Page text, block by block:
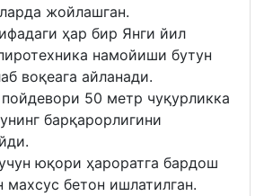
жойлашган.
ҳар бир Янги йил
намойиши бутун
воқеага айланади.
50 метр чуқурликка
барқарорлигини
юқори ҳароратга бардош
махсус бетон ишлатилган.